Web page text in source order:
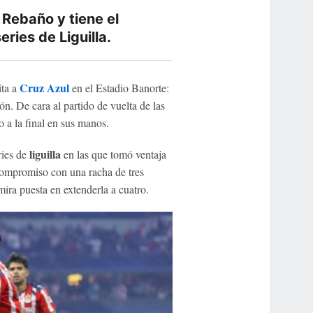
y tiene el
de Liguilla.
a Cruz Azulen el Estadio Banorte:
De cara al partido de vuelta de las
a la final en sus manos.
deliguillaen las que tomó ventaja
con una racha de tres
puesta en extenderla a cuatro.